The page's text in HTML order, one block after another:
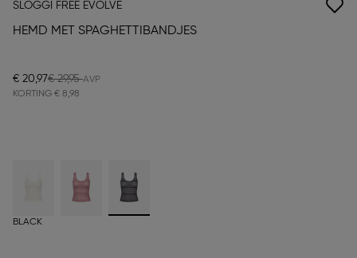
SLOGGI FREE EVOLVE
HEMD MET SPAGHETTIBANDJES
€ 20,97€ 29,95
KORTING € 8,98
BLACK